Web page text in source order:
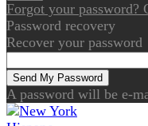
Forgot your password?
Password recovery
Recover your password
A password will be e-